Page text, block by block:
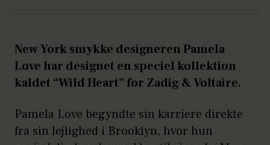
New York smykke designeren Pamela
Love har designet en speciel kollektion
kaldet “Wild Heart” for Zadig & Voltaire.
Pamela Love begyndte sin karriere direkte
fra sin lejlighed i Brooklyn, hvor hun